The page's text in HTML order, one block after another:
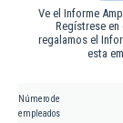
Ve el Informe
Regístrese en
regalamos el
esta
Número de
empleados